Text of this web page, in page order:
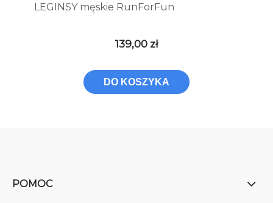
LEGINSY męskie RunForFun
139,00 zł
DO KOSZYKA
POMOC